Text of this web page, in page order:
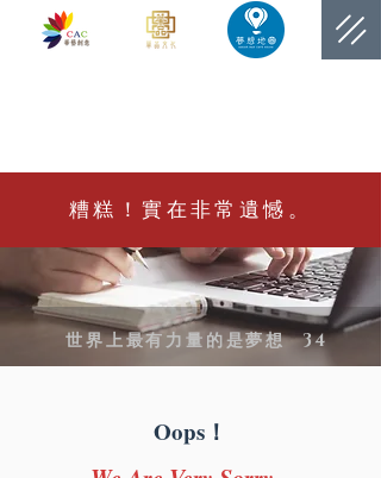
糟糕！實在非常遺憾。
世界上最有力量的是夢想 34
Oops！